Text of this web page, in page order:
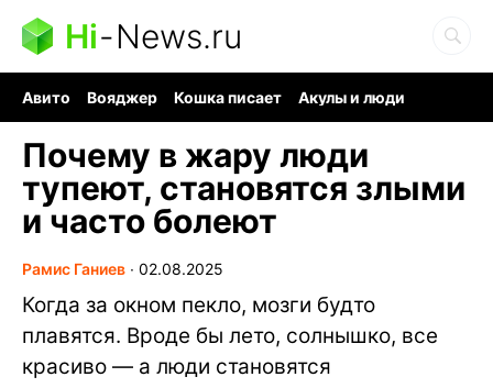
Hi-News.ru
Авито Вояджер Кошка писает
Акулы и люди
Почему в жару люди
тупеют, становятся злыми
и часто болеют
Рамис Ганиев ∙ 02.08.2025
Когда за окном пекло, мозги будто
плавятся. Вроде бы лето, солнышко, все
красиво — а люди становятся